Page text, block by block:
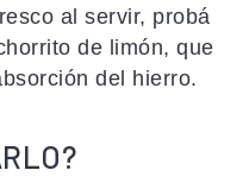
al servir, probá
de limón, que
del hierro.